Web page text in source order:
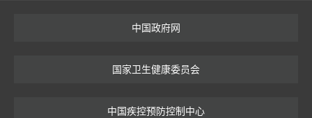
中国政府网
国家卫生健康委员会
中国疾控预防控制中心